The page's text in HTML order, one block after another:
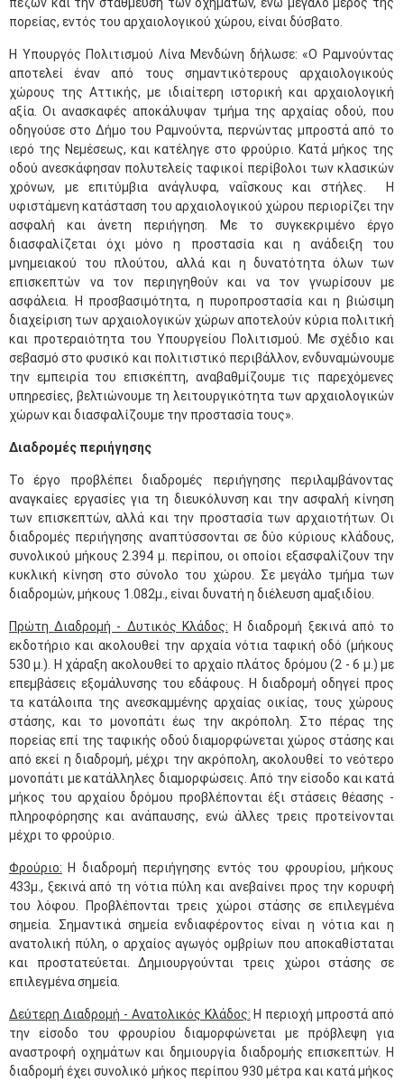
πορείας, εντός του αρχαιολογικού χώρου, είναι δύσβατο.
Η Υπουργός Πολιτισμού Λίνα Μενδώνη δήλωσε: «Ο Ραμνούντας
αποτελεί έναν από τους σημαντικότερους αρχαιολογικούς
χώρους της Αττικής, με ιδιαίτερη ιστορική και αρχαιολογική
αξία. Οι ανασκαφές αποκάλυψαν τμήμα της αρχαίας οδού, που
οδηγούσε στο Δήμο του Ραμνούντα, περνώντας μπροστά από το
ιερό της Νεμέσεως, και κατέληγε στο φρούριο. Κατά μήκος της
οδού ανεσκάφησαν πολυτελείς ταφικοί περίβολοι των κλασικών
χρόνων, με επιτύμβια ανάγλυφα, ναΐσκους και στήλες. Η
υφιστάμενη κατάσταση του αρχαιολογικού χώρου περιορίζει την
ασφαλή και άνετη περιήγηση. Με το συγκεκριμένο έργο
διασφαλίζεται όχι μόνο η προστασία και η ανάδειξη του
μνημειακού του πλούτου, αλλά και η δυνατότητα όλων των
επισκεπτών να τον περιηγηθούν και να τον γνωρίσουν με
ασφάλεια. Η προσβασιμότητα, η πυροπροστασία και η βιώσιμη
διαχείριση των αρχαιολογικών χώρων αποτελούν κύρια πολιτική
και προτεραιότητα του Υπουργείου Πολιτισμού. Με σχέδιο και
σεβασμό στο φυσικό και πολιτιστικό περιβάλλον, ενδυναμώνουμε
την εμπειρία του επισκέπτη, αναβαθμίζουμε τις παρεχόμενες
υπηρεσίες, βελτιώνουμε τη λειτουργικότητα των αρχαιολογικών
χώρων και διασφαλίζουμε την προστασία τους».
Διαδρομές περιήγησης
Το έργο προβλέπει διαδρομές περιήγησης περιλαμβάνοντας
αναγκαίες εργασίες για τη διευκόλυνση και την ασφαλή κίνηση
των επισκεπτών, αλλά και την προστασία των αρχαιοτήτων. Οι
διαδρομές περιήγησης αναπτύσσονται σε δύο κύριους κλάδους,
συνολικού μήκους 2.394 μ. περίπου, οι οποίοι εξασφαλίζουν την
κυκλική κίνηση στο σύνολο του χώρου. Σε μεγάλο τμήμα των
διαδρομών, μήκους 1.082μ., είναι δυνατή η διέλευση αμαξιδίου.
Πρώτη Διαδρομή - Δυτικός Κλάδος: Η διαδρομή ξεκινά από το
εκδοτήριο και ακολουθεί την αρχαία νότια ταφική οδό (μήκους
530 μ.). Η χάραξη ακολουθεί το αρχαίο πλάτος δρόμου (2 - 6 μ.) με
επεμβάσεις εξομάλυνσης του εδάφους. Η διαδρομή οδηγεί προς
τα κατάλοιπα της ανεσκαμμένης αρχαίας οικίας, τους χώρους
στάσης, και το μονοπάτι έως την ακρόπολη. Στο πέρας της
πορείας επί της ταφικής οδού διαμορφώνεται χώρος στάσης και
από εκεί η διαδρομή, μέχρι την ακρόπολη, ακολουθεί το νεότερο
μονοπάτι με κατάλληλες διαμορφώσεις. Από την είσοδο και κατά
μήκος του αρχαίου δρόμου προβλέπονται έξι στάσεις θέασης -
πληροφόρησης και ανάπαυσης, ενώ άλλες τρεις προτείνονται
μέχρι το φρούριο.
Φρούριο: Η διαδρομή περιήγησης εντός του φρουρίου, μήκους
433μ., ξεκινά από τη νότια πύλη και ανεβαίνει προς την κορυφή
του λόφου. Προβλέπονται τρεις χώροι στάσης σε επιλεγμένα
σημεία. Σημαντικά σημεία ενδιαφέροντος είναι η νότια και η
ανατολική πύλη, ο αρχαίος αγωγός ομβρίων που αποκαθίσταται
και προστατεύεται. Δημιουργούνται τρεις χώροι στάσης σε
επιλεγμένα σημεία.
Δεύτερη Διαδρομή - Ανατολικός Κλάδος: Η περιοχή μπροστά από
την είσοδο του φρουρίου διαμορφώνεται με πρόβλεψη για
αναστροφή οχημάτων και δημιουργία διαδρομής επισκεπτών. Η
διαδρομή έχει συνολικό μήκος περίπου 930 μέτρα και κατά μήκος